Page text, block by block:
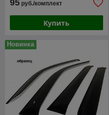
95 руб./комплект
Купить
Новинка